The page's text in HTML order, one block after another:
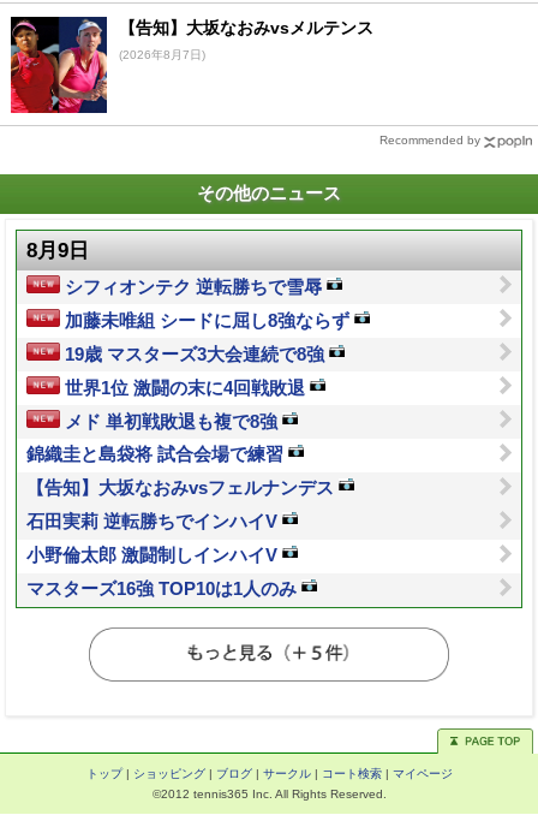
【告知】大坂なおみvsメルテンス
(2026年8月7日)
Recommended by
その他のニュース
8月9日
シフィオンテク 逆転勝ちで雪辱
加藤未唯組 シードに屈し8強ならず
19歳 マスターズ3大会連続で8強
世界1位 激闘の末に4回戦敗退
メド 単初戦敗退も複で8強
錦織圭と島袋将 試合会場で練習
【告知】大坂なおみvsフェルナンデス
石田実莉 逆転勝ちでインハイV
小野倫太郎 激闘制しインハイV
マスターズ16強 TOP10は1人のみ
トップ| ショッピング| ブログ| サークル| コート検索| マイページ
©2012 tennis365 Inc. All Rights Reserved.